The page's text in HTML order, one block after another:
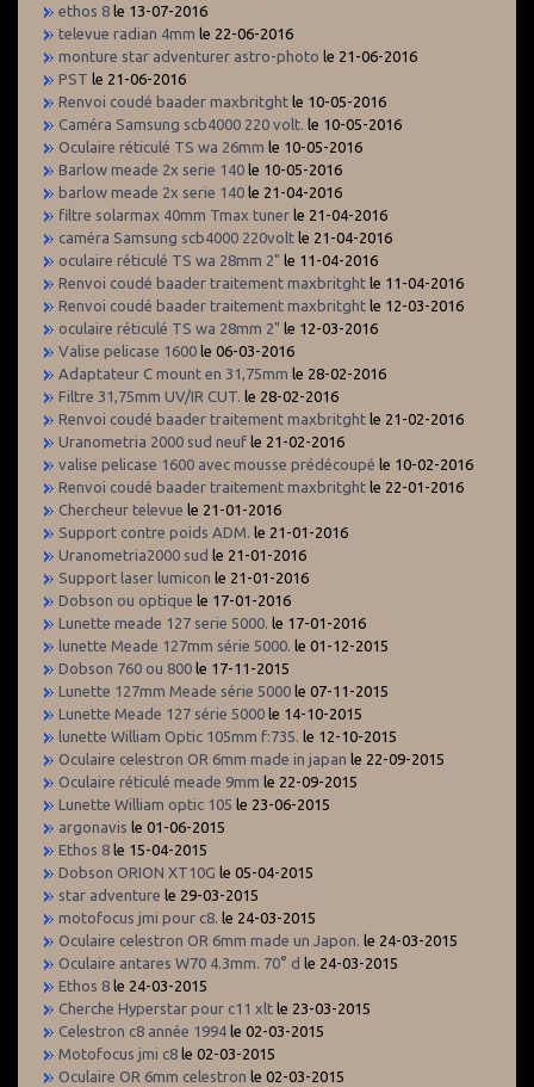
ethos 8 le 13-07-2016
televue radian 4mm le 22-06-2016
monture star adventurer astro-photo le 21-06-2016
PST le 21-06-2016
Renvoi coudé baader maxbritght le 10-05-2016
Caméra Samsung scb4000 220 volt. le 10-05-2016
Oculaire réticulé TS wa 26mm le 10-05-2016
Barlow meade 2x serie 140 le 10-05-2016
barlow meade 2x serie 140 le 21-04-2016
filtre solarmax 40mm Tmax tuner le 21-04-2016
caméra Samsung scb4000 220volt le 21-04-2016
oculaire réticulé TS wa 28mm 2" le 11-04-2016
Renvoi coudé baader traitement maxbritght le 11-04-2016
Renvoi coudé baader traitement maxbritght le 12-03-2016
oculaire réticulé TS wa 28mm 2" le 12-03-2016
Valise pelicase 1600 le 06-03-2016
Adaptateur C mount en 31,75mm le 28-02-2016
Filtre 31,75mm UV/IR CUT. le 28-02-2016
Renvoi coudé baader traitement maxbritght le 21-02-2016
Uranometria 2000 sud neuf le 21-02-2016
valise pelicase 1600 avec mousse prédécoupé le 10-02-2016
Renvoi coudé baader traitement maxbritght le 22-01-2016
Chercheur televue le 21-01-2016
Support contre poids ADM. le 21-01-2016
Uranometria2000 sud le 21-01-2016
Support laser lumicon le 21-01-2016
Dobson ou optique le 17-01-2016
Lunette meade 127 serie 5000. le 17-01-2016
lunette Meade 127mm série 5000. le 01-12-2015
Dobson 760 ou 800 le 17-11-2015
Lunette 127mm Meade série 5000 le 07-11-2015
Lunette Meade 127 série 5000 le 14-10-2015
lunette William Optic 105mm f:735. le 12-10-2015
Oculaire celestron OR 6mm made in japan le 22-09-2015
Oculaire réticulé meade 9mm le 22-09-2015
Lunette William optic 105 le 23-06-2015
argonavis le 01-06-2015
Ethos 8 le 15-04-2015
Dobson ORION XT10G le 05-04-2015
star adventure le 29-03-2015
motofocus jmi pour c8. le 24-03-2015
Oculaire celestron OR 6mm made un Japon. le 24-03-2015
Oculaire antares W70 4.3mm. 70° d le 24-03-2015
Ethos 8 le 24-03-2015
Cherche Hyperstar pour c11 xlt le 23-03-2015
Celestron c8 année 1994 le 02-03-2015
Motofocus jmi c8 le 02-03-2015
Oculaire OR 6mm celestron le 02-03-2015